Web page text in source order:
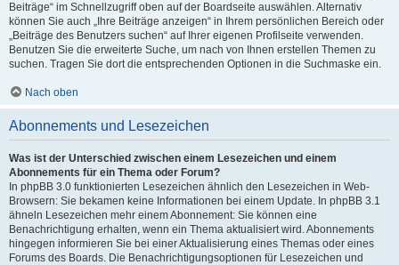
Beiträge“ im Schnellzugriff oben auf der Boardseite auswählen. Alternativ
können Sie auch „Ihre Beiträge anzeigen“ in Ihrem persönlichen Bereich oder
„Beiträge des Benutzers suchen“ auf Ihrer eigenen Profilseite verwenden.
Benutzen Sie die erweiterte Suche, um nach von Ihnen erstellen Themen zu
suchen. Tragen Sie dort die entsprechenden Optionen in die Suchmaske ein.
Nach oben
Abonnements und Lesezeichen
Was ist der Unterschied zwischen einem Lesezeichen und einem
Abonnements für ein Thema oder Forum?
In phpBB 3.0 funktionierten Lesezeichen ähnlich den Lesezeichen in Web-
Browsern: Sie bekamen keine Informationen bei einem Update. In phpBB 3.1
ähneln Lesezeichen mehr einem Abonnement: Sie können eine
Benachrichtigung erhalten, wenn ein Thema aktualisiert wird. Abonnements
hingegen informieren Sie bei einer Aktualisierung eines Themas oder eines
Forums des Boards. Die Benachrichtigungsoptionen für Lesezeichen und